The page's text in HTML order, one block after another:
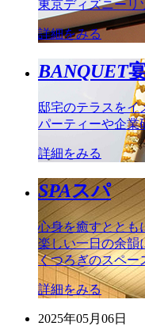
東京ディズニーリ
詳細をみる
BANQUET
邸宅のテラスをイ
パーティーや企業
詳細をみる
SPAスパ
心身を癒すととも
楽しい一日の余韻
くつろぎのスペー
詳細をみる
2025年05月06日